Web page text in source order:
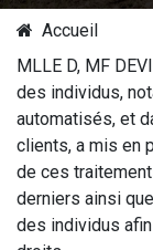
Accueil
MLLE D, MF
des individus,
automatisés, et
clients, a mis en
de ces
derniers ainsi
des individus